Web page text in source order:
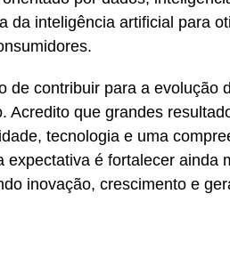
da inteligência artificial para
de contribuir para a evolução
Acredito que grandes
tecnologia e uma
expectativa é fortalecer ainda
inovação, crescimento e